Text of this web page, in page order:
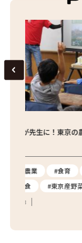
を学ぶ「出前授業」
#出前授業